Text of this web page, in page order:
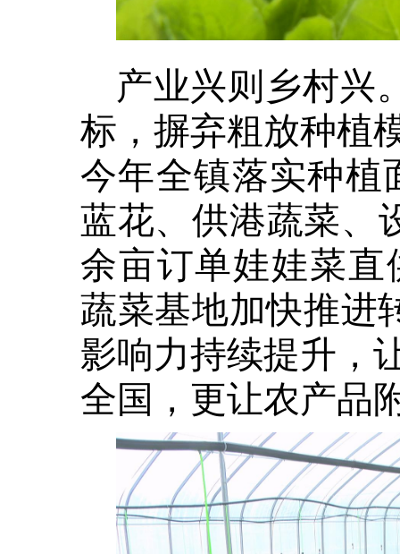
产业兴则乡村兴
标，摒弃粗放种植
今年全镇落实种
蓝花、供港蔬菜、
余亩订单娃娃菜
蔬菜基地加快推进
影响力持续提升，
全国，更让农产品